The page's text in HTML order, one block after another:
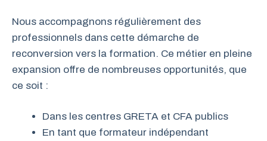
Nous accompagnons régulièrement des
professionnels dans cette démarche de
reconversion vers la formation. Ce métier en pleine
expansion offre de nombreuses opportunités, que
ce soit :
Dans les centres GRETA et CFA publics
En tant que formateur indépendant